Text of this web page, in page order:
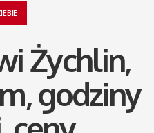
Żychlin,
godziny